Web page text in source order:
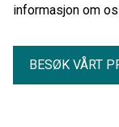
informasjon om
BESØK VÅRT